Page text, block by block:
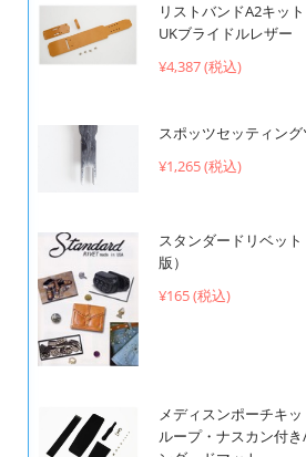
リストバンドA2キッ
UKブライドルレザー
¥4,387 (税込)
スポッツセッティン
¥1,265 (税込)
スタンダードリベッ
版）
¥165 (税込)
メディスンポーチキ
ループ・ナスカン付